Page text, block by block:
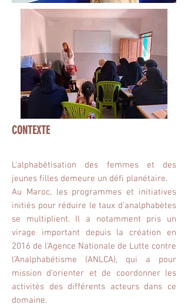
CONTEXTE
L'alphabétisation des femmes et des
jeunes filles demeure un défi planétaire.
Au Maroc, les programmes et initiatives
initiés pour réduire le taux d’analphabètes
se multiplient. Il a notamment pris un
virage important depuis la création en
2016 de l’Agence Nationale de Lutte contre
l’Analphabétisme (ANLCA), qui a pour
mission d’orienter et de coordonner les
activités des différents acteurs dans ce
domaine.